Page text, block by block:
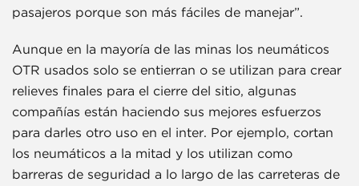
pasajeros porque son más fáciles de manejar”.
Aunque en la mayoría de las minas los neumáticos
OTR usados solo se entierran o se utilizan para crear
relieves finales para el cierre del sitio, algunas
compañías están haciendo sus mejores esfuerzos
para darles otro uso en el inter. Por ejemplo, cortan
los neumáticos a la mitad y los utilizan como
barreras de seguridad a lo largo de las carreteras de